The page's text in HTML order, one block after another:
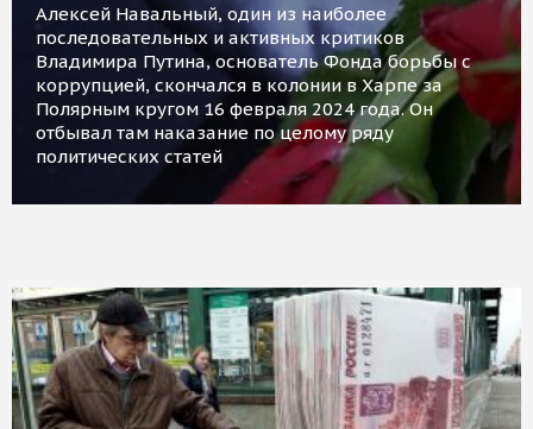
Алексей Навальный, один из наиболее
последовательных и активных критиков
Владимира Путина, основатель Фонда борьбы с
коррупцией, скончался в колонии в Харпе за
Полярным кругом 16 февраля 2024 года. Он
отбывал там наказание по целому ряду
политических статей